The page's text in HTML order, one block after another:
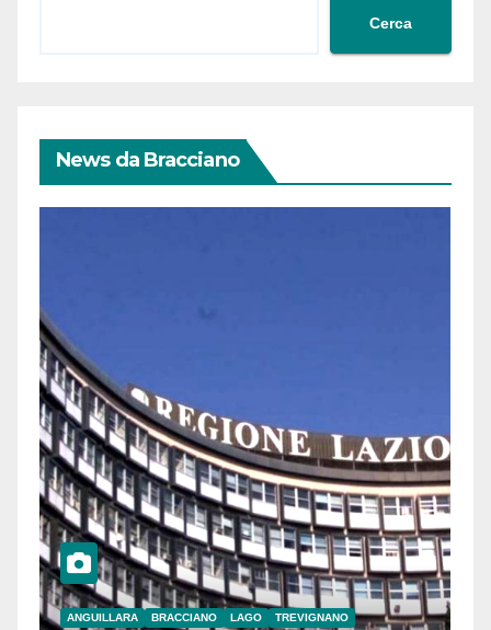
Cerca
News da Bracciano
ANGUILLARA BRACCIANO LAGO TREVIGNANO